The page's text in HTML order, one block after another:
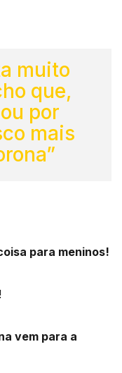
muito
que,
por
mais
para meninos!
vem para a